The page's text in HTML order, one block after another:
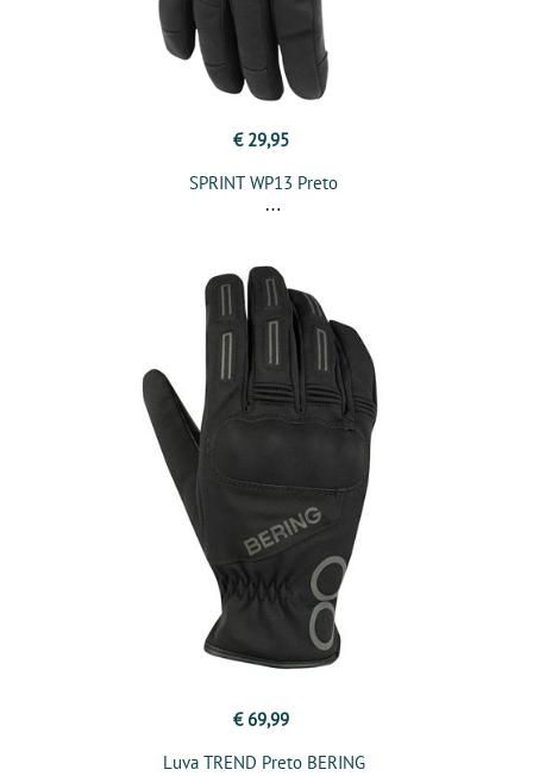
€ 29,95
SPRINT WP13 Preto
€ 69,99
Luva TREND Preto BERING